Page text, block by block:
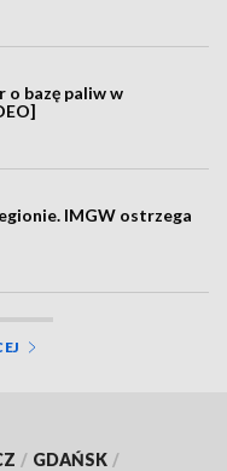
o bazę paliw w
IMGW ostrzega
/ GDAŃSK /